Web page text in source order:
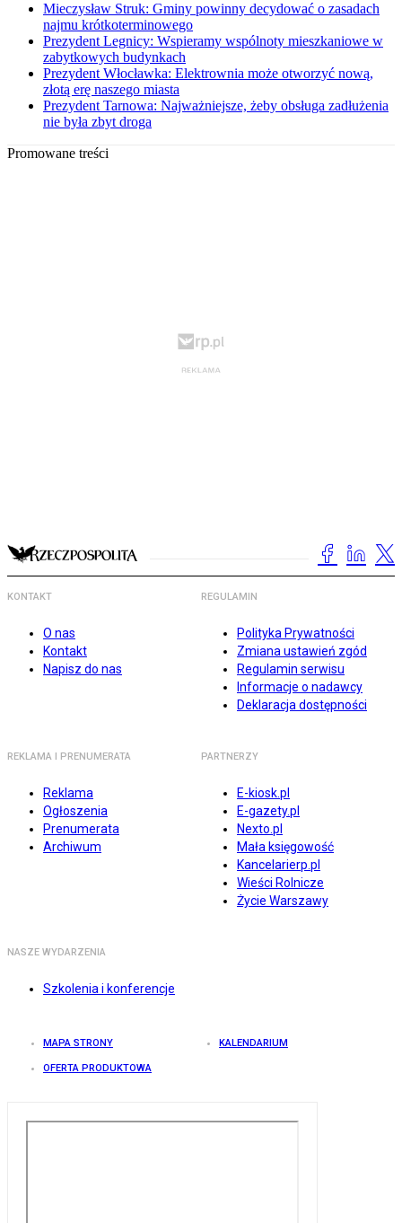
Mieczysław Struk: Gminy powinny decydować o zasadach
najmu krótkoterminowego
Prezydent Legnicy: Wspieramy wspólnoty mieszkaniowe w
zabytkowych budynkach
Prezydent Włocławka: Elektrownia może otworzyć nową,
złotą erę naszego miasta
Prezydent Tarnowa: Najważniejsze, żeby obsługa zadłużenia
nie była zbyt droga
Promowane treści
KONTAKT
O nas
Kontakt
Napisz do nas
REGULAMIN
Polityka Prywatności
Zmiana ustawień zgód
Regulamin serwisu
Informacje o nadawcy
Deklaracja dostępności
REKLAMA I PRENUMERATA
Reklama
Ogłoszenia
Prenumerata
Archiwum
PARTNERZY
E-kiosk.pl
E-gazety.pl
Nexto.pl
Mała księgowość
Kancelarierp.pl
Wieści Rolnicze
Życie Warszawy
NASZE WYDARZENIA
Szkolenia i konferencje
MAPA STRONY KALENDARIUM
OFERTA PRODUKTOWA